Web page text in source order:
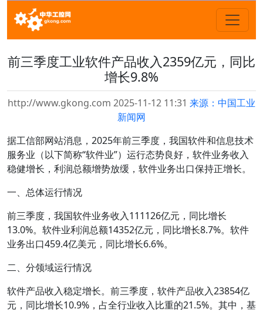
前三季度工业软件产品收入2359亿元，同比
增长9.8%
http://www.gkong.com 2025-11-12 11:31 来源：中国工业
新闻网
据工信部网站消息，2025年前三季度，我国软件和信息技术
服务业（以下简称“软件业”）运行态势良好，软件业务收入
稳健增长，利润总额增势放缓，软件业务出口保持正增长。
一、总体运行情况
前三季度，我国软件业务收入111126亿元，同比增长
13.0%。软件业利润总额14352亿元，同比增长8.7%。软件
业务出口459.4亿美元，同比增长6.6%。
二、分领域运行情况
软件产品收入稳定增长。前三季度，软件产品收入23854亿
元，同比增长10.9%，占全行业收入比重的21.5%。其中，基